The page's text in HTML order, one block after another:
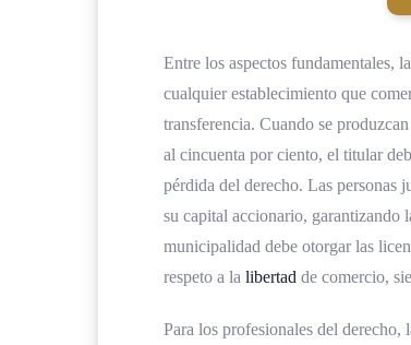
Entre los aspectos fundamentales,
cualquier establecimiento que
transferencia. Cuando se
al cincuenta por ciento, el titular
pérdida del derecho. Las personas
su capital accionario, garantizando
municipalidad debe otorgar las
respeto a la libertad de comercio,
Para los profesionales del derecho,